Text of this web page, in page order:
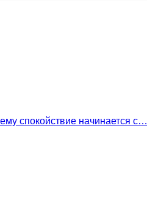
спокойствие начинается с…